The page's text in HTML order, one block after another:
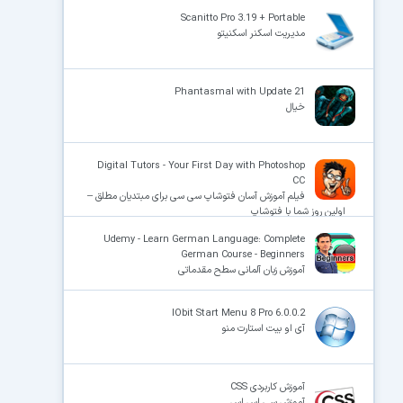
Scanitto Pro 3.19 + Portable
مدیریت اسکنر اسکنیتو
Phantasmal with Update 21
خیال
Digital Tutors - Your First Day with Photoshop
CC
فیلم آموزش آسان فتوشاپ سی سی برای مبتدیان مطلق –
اولین روز شما با فتوشاپ
Udemy - Learn German Language: Complete
German Course - Beginners
آموزش زبان آلمانی سطح مقدماتی
IObit Start Menu 8 Pro 6.0.0.2
آی او بیت استارت منو
آموزش کاربردی CSS